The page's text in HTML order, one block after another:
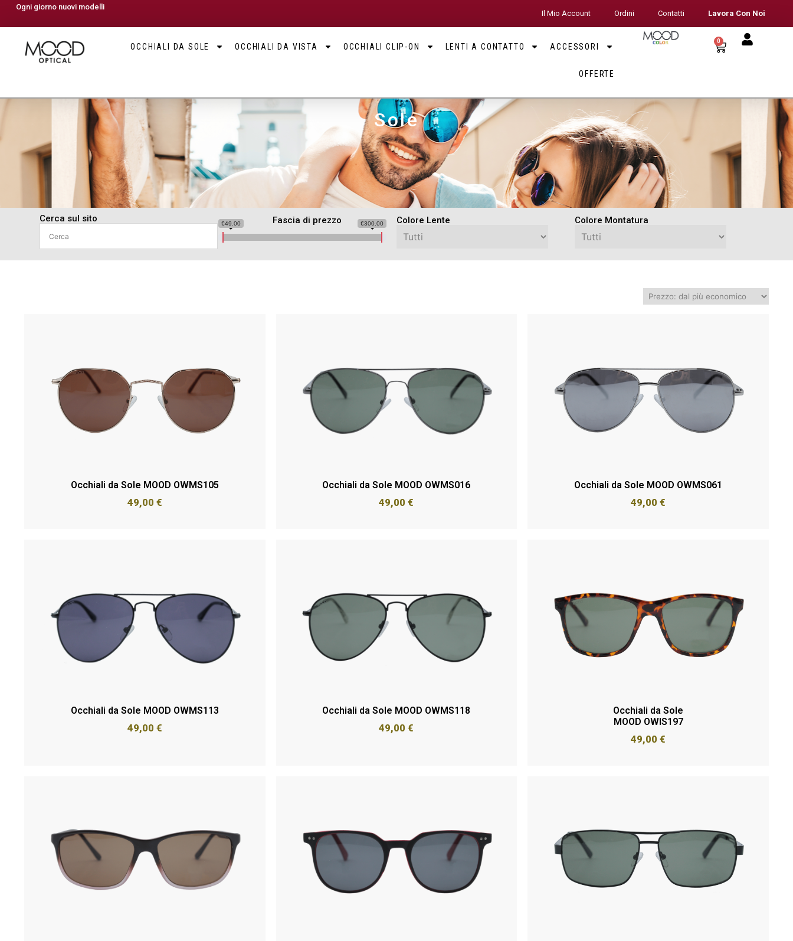
Ogni giorno nuovi modelli
Il Mio Account Ordini Contatti Lavora Con Noi
OCCHIALI DA SOLE OCCHIALI DA VISTA OCCHIALI CLIP-ON LENTI A CONTATTO ACCESSORI
OFFERTE
0
Sole
Cerca sul sito Fascia di prezzo
€49.00 €300.00 Colore Lente Colore Montatura
Occhiali da Sole MOOD OWMS105
49,00 €
Occhiali da Sole MOOD OWMS016
49,00€
Occhiali da Sole MOOD OWMS061
49,00€
Occhiali da Sole MOOD OWMS113
49,00 €
Occhiali da Sole MOOD OWMS118
49,00€
Occhiali da Sole
MOOD OWIS197
49,00€